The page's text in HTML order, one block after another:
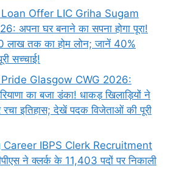
Offer LIC Griha Sugam
अपना घर बनाने का सपना होगा पूरा!
लाख तक का होम लोन; जानें 40%
सच्चाई!
Glasgow CWG 2026:
का बजा डंका! धाकड़ खिलाड़ियों ने
रचा इतिहास; देखें पदक विजेताओं की पूरी
IBPS Clerk Recruitment
ने क्लर्क के 11,403 पदों पर निकाली